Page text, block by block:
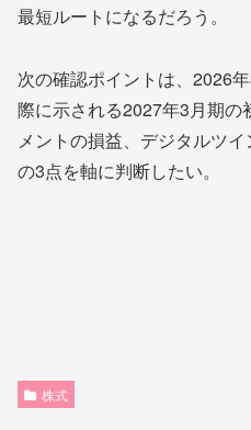
最短ルートになるだろう。
次の確認ポイントは、2026
際に示される2027年3月期
メントの損益、デジタルツ
の3点を軸に判断したい。
株式